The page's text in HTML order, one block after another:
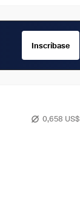
Inscríbase
0,658 US$